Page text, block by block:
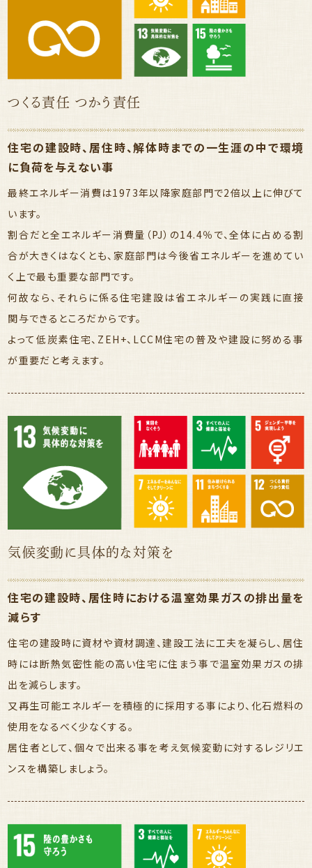
つくる責任 つかう責任
住宅の建設時、居住時、解体時までの一生涯の中で環境
に負荷を与えない事
最終エネルギー消費は1973年以降家庭部門で2倍以上に伸びて
います。
割合だと全エネルギー消費量（PJ）の14.4％で、全体に占める割
合が大きくはなくとも、家庭部門は今後省エネルギーを進めてい
く上で最も重要な部門です。
何故なら、それらに係る住宅建設は省エネルギーの実践に直接
関与できるところだからです。
よって低炭素住宅、ZEH+、LCCM住宅の普及や建設に努める事
が重要だと考えます。
気候変動に具体的な対策を
住宅の建設時、居住時における温室効果ガスの排出量を
減らす
住宅の建設時に資材や資材調達、建設工法に工夫を凝らし、居住
時には断熱気密性能の高い住宅に住まう事で温室効果ガスの排
出を減らします。
又再生可能エネルギーを積極的に採用する事により、化石燃料の
使用をなるべく少なくする。
居住者として、個々で出来る事を考え気候変動に対するレジリエ
ンスを構築しましょう。